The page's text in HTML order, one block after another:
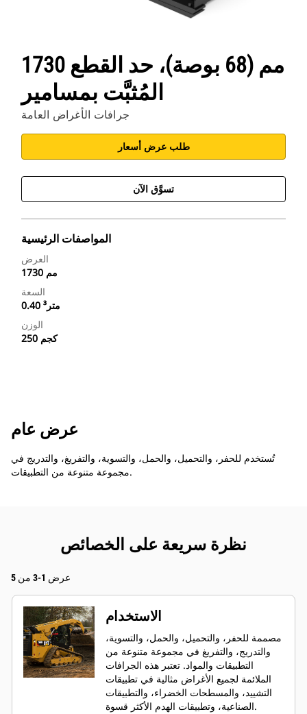
1730 مم (68 بوصة)، حد القطع
المُثبَّت بمسامير
جرافات الأغراض العامة
طلب عرض أسعار
تسوَّق الآن
المواصفات الرئيسية
العرض
1730 مم
السعة
0.40 متر³
الوزن
250 كجم
عرض عام
تُستخدم للحفر، والتحميل، والحمل، والتسوية، والتفريغ، والتدريج في
مجموعة متنوعة من التطبيقات.
نظرة سريعة على الخصائص
عرض 1-3 من 5
الاستخدام
مصممة للحفر، والتحميل، والحمل، والتسوية،
والتدريج، والتفريغ في مجموعة متنوعة من
التطبيقات والمواد. تعتبر هذه الجرافات
الملائمة لجميع الأغراض مثالية في تطبيقات
التشييد، والمسطحات الخضراء، والتطبيقات
الصناعية، وتطبيقات الهدم الأكثر قسوة.